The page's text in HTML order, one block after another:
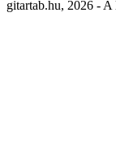
gitartab.hu, 2026 - A